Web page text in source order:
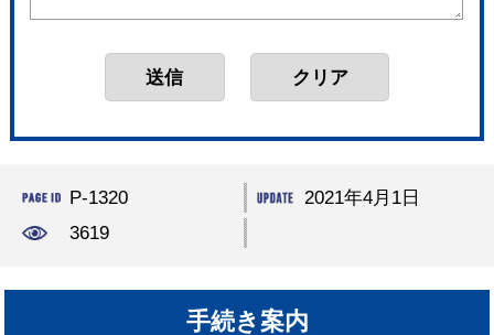
P-1320
2021年4月1日
3619
手続き案内